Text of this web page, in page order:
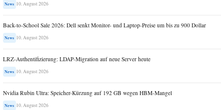
News 10. August 2026
Back-to-School Sale 2026: Dell senkt Monitor- und Laptop-Preise um bis zu 900 Dollar
News 10. August 2026
LRZ-Authentifizierung: LDAP-Migration auf neue Server heute
News 10. August 2026
Nvidia Rubin Ultra: Speicher-Kürzung auf 192 GB wegen HBM-Mangel
News 10. August 2026